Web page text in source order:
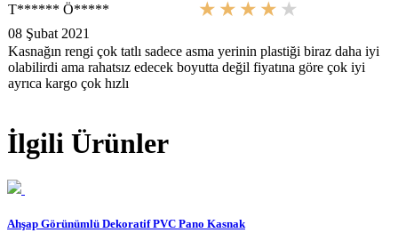
T****** Ö*****
08 Şubat 2021
Kasnağın rengi çok tatlı sadece asma yerinin plastiği biraz daha iyi
olabilirdi ama rahatsız edecek boyutta değil fiyatına göre çok iyi
ayrıca kargo çok hızlı
İlgili Ürünler
Ahşap Görünümlü Dekoratif PVC Pano Kasnak